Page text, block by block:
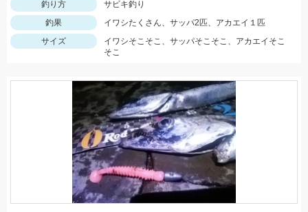
釣り方
サビキ釣り
釣果
イワシたくさん、サッパ2匹、アカエイ１匹
サイズ
イワシそこそこ、サッパそこそこ、アカエイそこ
そこ